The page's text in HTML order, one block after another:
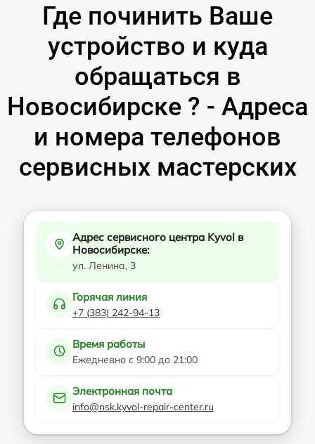
Где починить Ваше
устройство и куда
обращаться в
Новосибирске ? - Адреса
и номера телефонов
сервисных мастерских
Адрес сервисного центра Kyvol в
Новосибирске:
ул. Ленина, 3
Горячая линия
+7 (383) 242-94-13
Время работы
Ежедневно с 9:00 до 21:00
Электронная почта
info@nsk.kyvol-repair-center.ru